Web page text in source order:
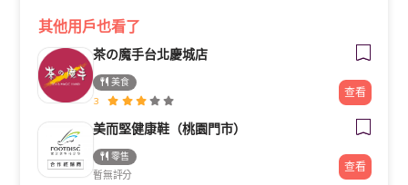
其他用戶也看了
茶の魔手台北慶城店
美食
3
查看
美而堅健康鞋（桃園門市）
零售
暫無評分
查看